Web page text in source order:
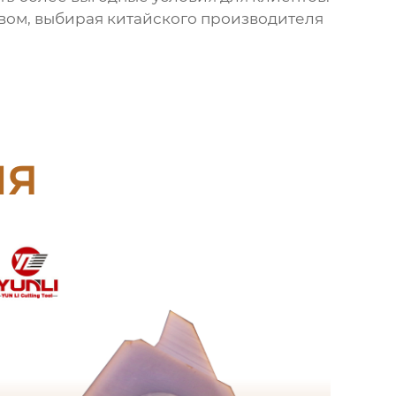
выбирая китайского производителя